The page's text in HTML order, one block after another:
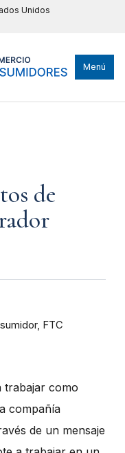
Unidos
Menú
de
FTC
trabajar como
compañía
de un mensaje